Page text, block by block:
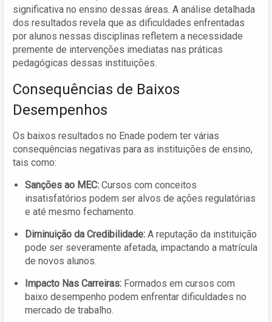
significativa no ensino dessas áreas. A análise detalhada
dos resultados revela que as dificuldades enfrentadas
por alunos nessas disciplinas refletem a necessidade
premente de intervenções imediatas nas práticas
pedagógicas dessas instituições.
Consequências de Baixos
Desempenhos
Os baixos resultados no Enade podem ter várias
consequências negativas para as instituições de ensino,
tais como:
Sanções ao MEC: Cursos com conceitos
insatisfatórios podem ser alvos de ações regulatórias
e até mesmo fechamento.
Diminuição da Credibilidade: A reputação da instituição
pode ser severamente afetada, impactando a matrícula
de novos alunos.
Impacto Nas Carreiras: Formados em cursos com
baixo desempenho podem enfrentar dificuldades no
mercado de trabalho.